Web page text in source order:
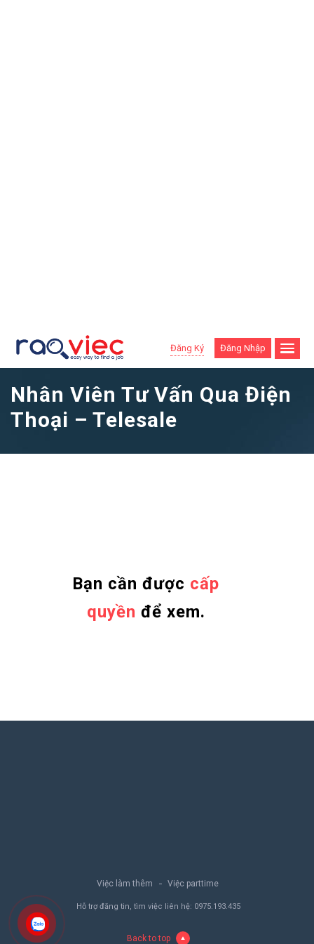
Đăng Ký Đăng Nhập
Nhân Viên Tư Vấn Qua Điện
Thoại – Telesale
Bạn cần được cấp
quyền để xem.
Việc làm thêm Việc parttime
Hỗ trợ đăng tin, tìm việc liên hệ: 0975.193.435
Back to top